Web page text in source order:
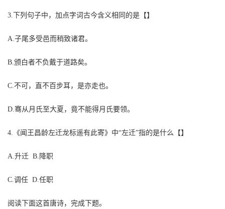
3.下列句子中，加点字词古今含义相同的是【】
A.子尾多受邑而稍致诸君。
B.颁白者不负戴于道路矣。
C.不可，直不百步耳，是亦走也。
D.骞从月氏至大夏，竟不能得月氏要领。
4.《闻王昌龄左迁龙标遥有此寄》中“左迁”指的是什么【】
A.升迁 B.降职
C.调任 D.任职
阅读下面这首唐诗，完成下题。